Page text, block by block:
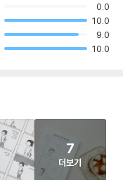
0.0
10.0
9.0
10.0
7
더보기